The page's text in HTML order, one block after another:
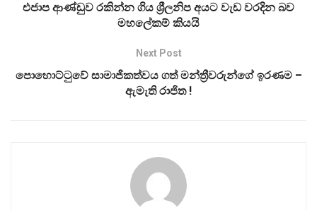
එජාප ආණ්ඩුව රකින්න ගිය ශ්‍රීලනිප අයට වැඩ වරදින බව
මහලේකම් කියයි
Next Post
පොහොට්ටුවේ සාමාජිකත්වය ගත් මන්ත්‍රීවරුන්ගේ ඉරණම –
ඇමැති රාජිත !